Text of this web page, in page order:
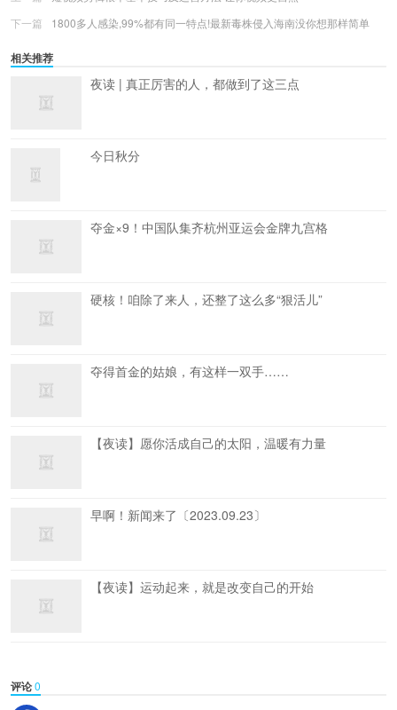
下一篇
1800多人感染,99%都有同一特点!最新毒株侵入海南没你想那样简单
相关推荐
夜读 | 真正厉害的人，都做到了这三点
今日秋分
夺金×9！中国队集齐杭州亚运会金牌九宫格
硬核！咱除了来人，还整了这么多“狠活儿”
夺得首金的姑娘，有这样一双手……
【夜读】愿你活成自己的太阳，温暖有力量
早啊！新闻来了〔2023.09.23〕
【夜读】运动起来，就是改变自己的开始
评论0